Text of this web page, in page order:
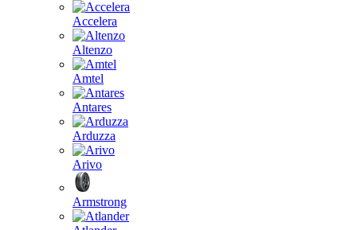
Accelera
Altenzo
Amtel
Antares
Arduzza
Arivo
Armstrong